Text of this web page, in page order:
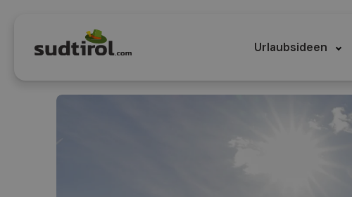
Urlaubsideen